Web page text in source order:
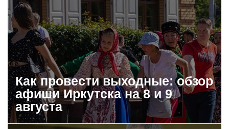
Как провести выходные: обзор
афиши Иркутска на 8 и 9
августа